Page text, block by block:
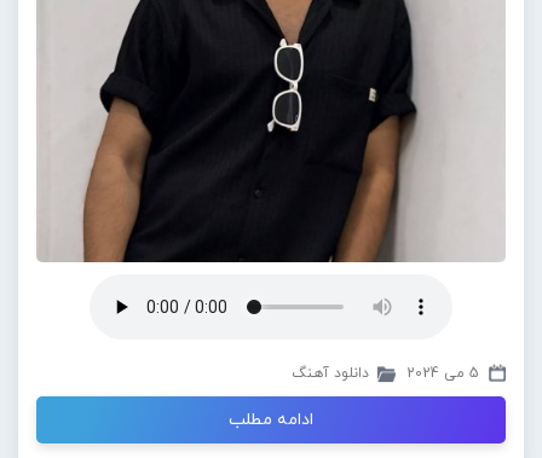
5 می 2024 دانلود آهنگ
ادامه مطلب